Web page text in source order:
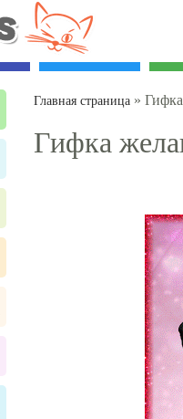
Главная страница »
Гифка